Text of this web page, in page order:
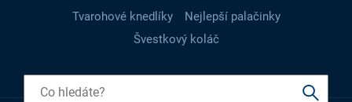
Tvarohové knedlíky
Nejlepší palačinky
Švestkový koláč